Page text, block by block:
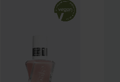
505 Gossamer Garments
Gel CoutureNail Polish